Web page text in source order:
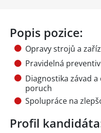
Popis pozice:
Opravy strojů a
Pravidelná
Diagnostika závad
poruch
Spolupráce na
Profil